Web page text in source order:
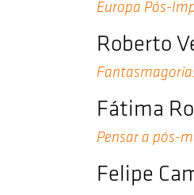
Europa Pós-
Roberto
Fátima
Pensar a pós-
Felipe